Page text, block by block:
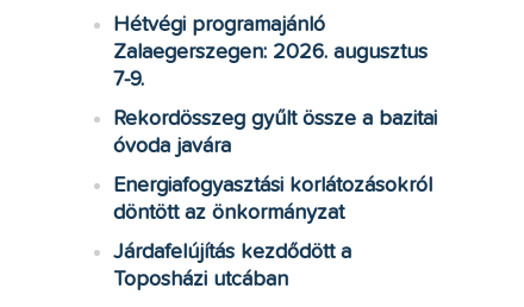
Hétvégi programajánló
Zalaegerszegen: 2026. augusztus
7-9.
Rekordösszeg gyűlt össze a bazitai
óvoda javára
Energiafogyasztási korlátozásokról
döntött az önkormányzat
Járdafelújítás kezdődött a
Toposházi utcában